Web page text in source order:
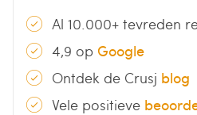
Al 10.000+ tevreden
4,9 op Google
Ontdek de Crusj blog
Vele positieve